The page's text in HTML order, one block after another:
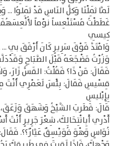
لَمَّا ثَمِلْنَا وَكلُّ النَاسِ قَدْ ثَمِلوُا
غَطَطْتُ مُسْتَنْعِساً نوْماً
كِيسِي
وَامْتَدَّ فَوْقَ سَرِيرٍ كَانَ أَرْفَقَ بِي
وَزُرْتُ مَضْجَعَهُ قَبْلَ الصَّبَاحِ
فَقَالَ: مَنْ ذَا؟ فَقُلْتُ: القَسُّ زَارَ،
قِسْيسِ فَقَالَ: بِئْسَ لَعَمْرِي أَنْتَ
بِإِبْليسِ
قَالَ: فَطَربَ الشَّيْخُ وَشَهَقَ وَزَعَقَ،
أَدْري أَبِانْتِحَالِكَ، شِعْرَ جَرِيرٍ
نُوَاسٍ وَهْوَ فُوَيْسِقٌ عَيَّارٌ؟؟.